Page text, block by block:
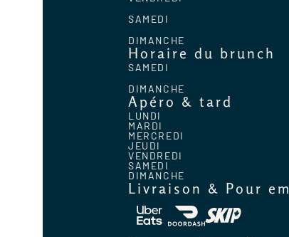
SAMEDI
DIMANCHE
Horaire du brunch
SAMEDI
DIMANCHE
Apéro & tard
LUNDI
MARDI
MERCREDI
JEUDI
VENDREDI
SAMEDI
DIMANCHE
Livraison & Pour